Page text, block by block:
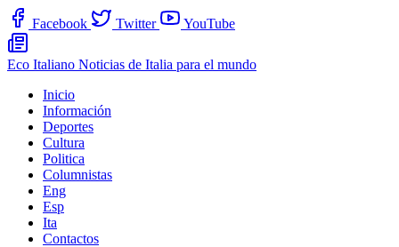
Facebook Twitter YouTube
Eco Italiano Noticias de Italia para el mundo
Inicio
Información
Deportes
Cultura
Politica
Columnistas
Eng
Esp
Ita
Contactos